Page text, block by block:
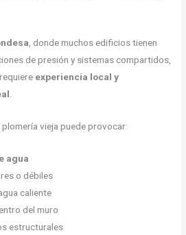
, donde muchos edificios tienen
de presión y sistemas compartidos,
experiencia local y
.
vieja puede provocar:
agua
o débiles
caliente
del muro
estructurales